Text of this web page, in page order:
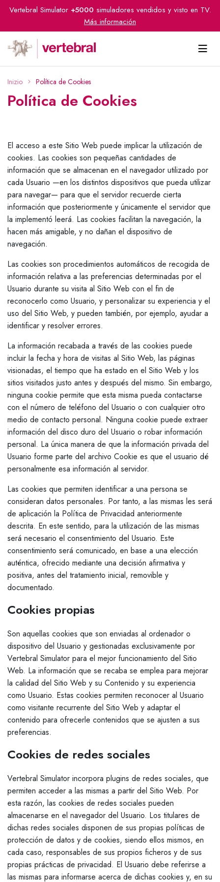
Vertebral Simulator +5000 simuladores vendidos y visto en TV.
Más información
Inizio Política de Cookies
Política de Cookies
El acceso a este Sitio Web puede implicar la utilización de
cookies. Las cookies son pequeñas cantidades de
información que se almacenan en el navegador utilizado por
cada Usuario —en los distintos dispositivos que pueda utilizar
para navegar— para que el servidor recuerde cierta
información que posteriormente y únicamente el servidor que
la implementó leerá. Las cookies facilitan la navegación, la
hacen más amigable, y no dañan el dispositivo de
navegación.
Las cookies son procedimientos automáticos de recogida de
información relativa a las preferencias determinadas por el
Usuario durante su visita al Sitio Web con el fin de
reconocerlo como Usuario, y personalizar su experiencia y el
uso del Sitio Web, y pueden también, por ejemplo, ayudar a
identificar y resolver errores.
La información recabada a través de las cookies puede
incluir la fecha y hora de visitas al Sitio Web, las páginas
visionadas, el tiempo que ha estado en el Sitio Web y los
sitios visitados justo antes y después del mismo. Sin embargo,
ninguna cookie permite que esta misma pueda contactarse
con el número de teléfono del Usuario o con cualquier otro
medio de contacto personal. Ninguna cookie puede extraer
información del disco duro del Usuario o robar información
personal. La única manera de que la información privada del
Usuario forme parte del archivo Cookie es que el usuario dé
personalmente esa información al servidor.
Las cookies que permiten identificar a una persona se
consideran datos personales. Por tanto, a las mismas les será
de aplicación la Política de Privacidad anteriormente
descrita. En este sentido, para la utilización de las mismas
será necesario el consentimiento del Usuario. Este
consentimiento será comunicado, en base a una elección
auténtica, ofrecido mediante una decisión afirmativa y
positiva, antes del tratamiento inicial, removible y
documentado.
Cookies propias
Son aquellas cookies que son enviadas al ordenador o
dispositivo del Usuario y gestionadas exclusivamente por
Vertebral Simulator para el mejor funcionamiento del Sitio
Web. La información que se recaba se emplea para mejorar
la calidad del Sitio Web y su Contenido y su experiencia
como Usuario. Estas cookies permiten reconocer al Usuario
como visitante recurrente del Sitio Web y adaptar el
contenido para ofrecerle contenidos que se ajusten a sus
preferencias.
Cookies de redes sociales
Vertebral Simulator incorpora plugins de redes sociales, que
permiten acceder a las mismas a partir del Sitio Web. Por
esta razón, las cookies de redes sociales pueden
almacenarse en el navegador del Usuario. Los titulares de
dichas redes sociales disponen de sus propias políticas de
protección de datos y de cookies, siendo ellos mismos, en
cada caso, responsables de sus propios ficheros y de sus
propias prácticas de privacidad. El Usuario debe referirse a
las mismas para informarse acerca de dichas cookies y, en su